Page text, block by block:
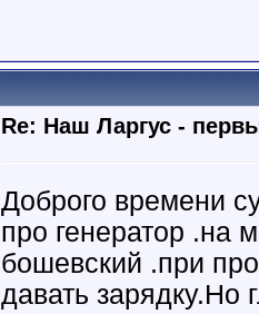
Re: Наш Ларгус -
Доброго времени
про генератор .на
бошевский .при
давать зарядку.Но